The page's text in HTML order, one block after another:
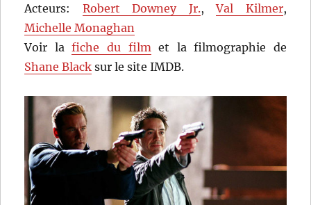
Acteurs: Robert Downey Jr.,Val Kilmer,
Michelle Monaghan
Voir lafiche du film et la filmographie de
Shane Black sur le site IMDB.